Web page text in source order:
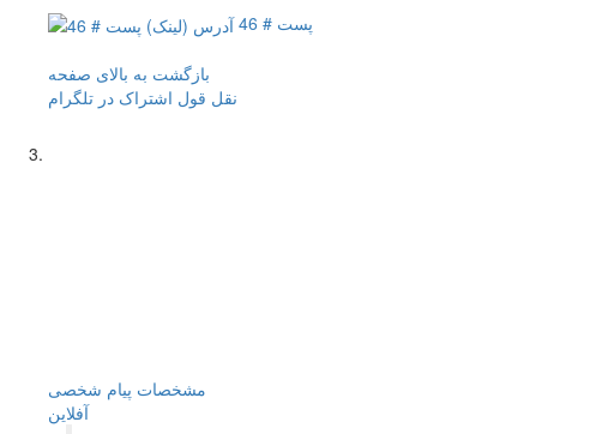
پست # 46
بازگشت به بالای صفحه
نقل قول اشتراک در تلگرام
مشخصات پیام شخصی
آفلاين